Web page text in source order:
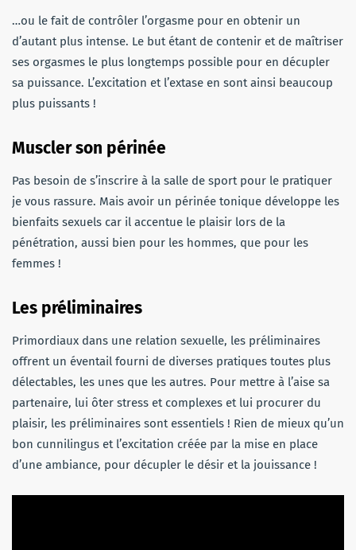
…ou le fait de contrôler l’orgasme pour en obtenir un
d’autant plus intense. Le but étant de contenir et de maîtriser
ses orgasmes le plus longtemps possible pour en décupler
sa puissance. L’excitation et l’extase en sont ainsi beaucoup
plus puissants !
Muscler son périnée
Pas besoin de s’inscrire à la salle de sport pour le pratiquer
je vous rassure. Mais avoir un périnée tonique développe les
bienfaits sexuels car il accentue le plaisir lors de la
pénétration, aussi bien pour les hommes, que pour les
femmes !
Les préliminaires
Primordiaux dans une relation sexuelle, les préliminaires
offrent un éventail fourni de diverses pratiques toutes plus
délectables, les unes que les autres. Pour mettre à l’aise sa
partenaire, lui ôter stress et complexes et lui procurer du
plaisir, les préliminaires sont essentiels ! Rien de mieux qu’un
bon cunnilingus et l’excitation créée par la mise en place
d’une ambiance, pour décupler le désir et la jouissance !